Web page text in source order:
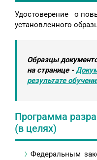
Удостоверение о
установленного
Образцы
на странице -
результате
Программа
(в целях)
Федеральным